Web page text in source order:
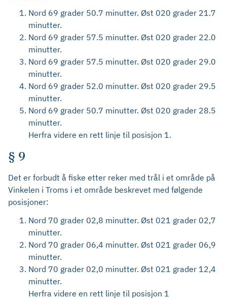
Nord 69 grader 50.7 minutter. Øst 020 grader 21.7
minutter.
Nord 69 grader 57.5 minutter. Øst 020 grader 22.0
minutter.
Nord 69 grader 57.5 minutter. Øst 020 grader 29.0
minutter.
Nord 69 grader 52.0 minutter. Øst 020 grader 29.5
minutter.
Nord 69 grader 50.7 minutter. Øst 020 grader 28.5
minutter.
Herfra videre en rett linje til posisjon 1.
§ 9
Det er forbudt å fiske etter reker med trål i et område på
Vinkelen i Troms i et område beskrevet med følgende
posisjoner:
Nord 70 grader 02,8 minutter. Øst 021 grader 02,7
minutter.
Nord 70 grader 06,4 minutter. Øst 021 grader 06,9
minutter.
Nord 70 grader 02,0 minutter. Øst 021 grader 12,4
minutter.
Herfra videre en rett linje til posisjon 1